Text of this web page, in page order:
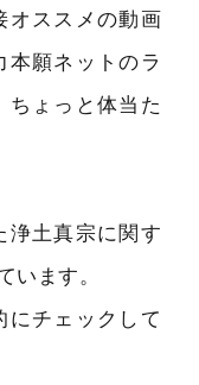
オススメの動画
本願ネットのラ
ちょっと体当た
浄土真宗に関す
います。
にチェックして